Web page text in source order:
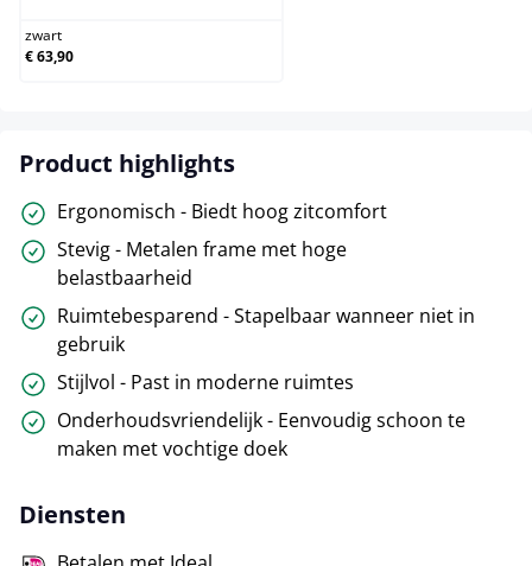
zwart
€ 63,90
Product highlights
Ergonomisch - Biedt hoog zitcomfort
Stevig - Metalen frame met hoge
belastbaarheid
Ruimtebesparend - Stapelbaar wanneer niet in
gebruik
Stijlvol - Past in moderne ruimtes
Onderhoudsvriendelijk - Eenvoudig schoon te
maken met vochtige doek
Diensten